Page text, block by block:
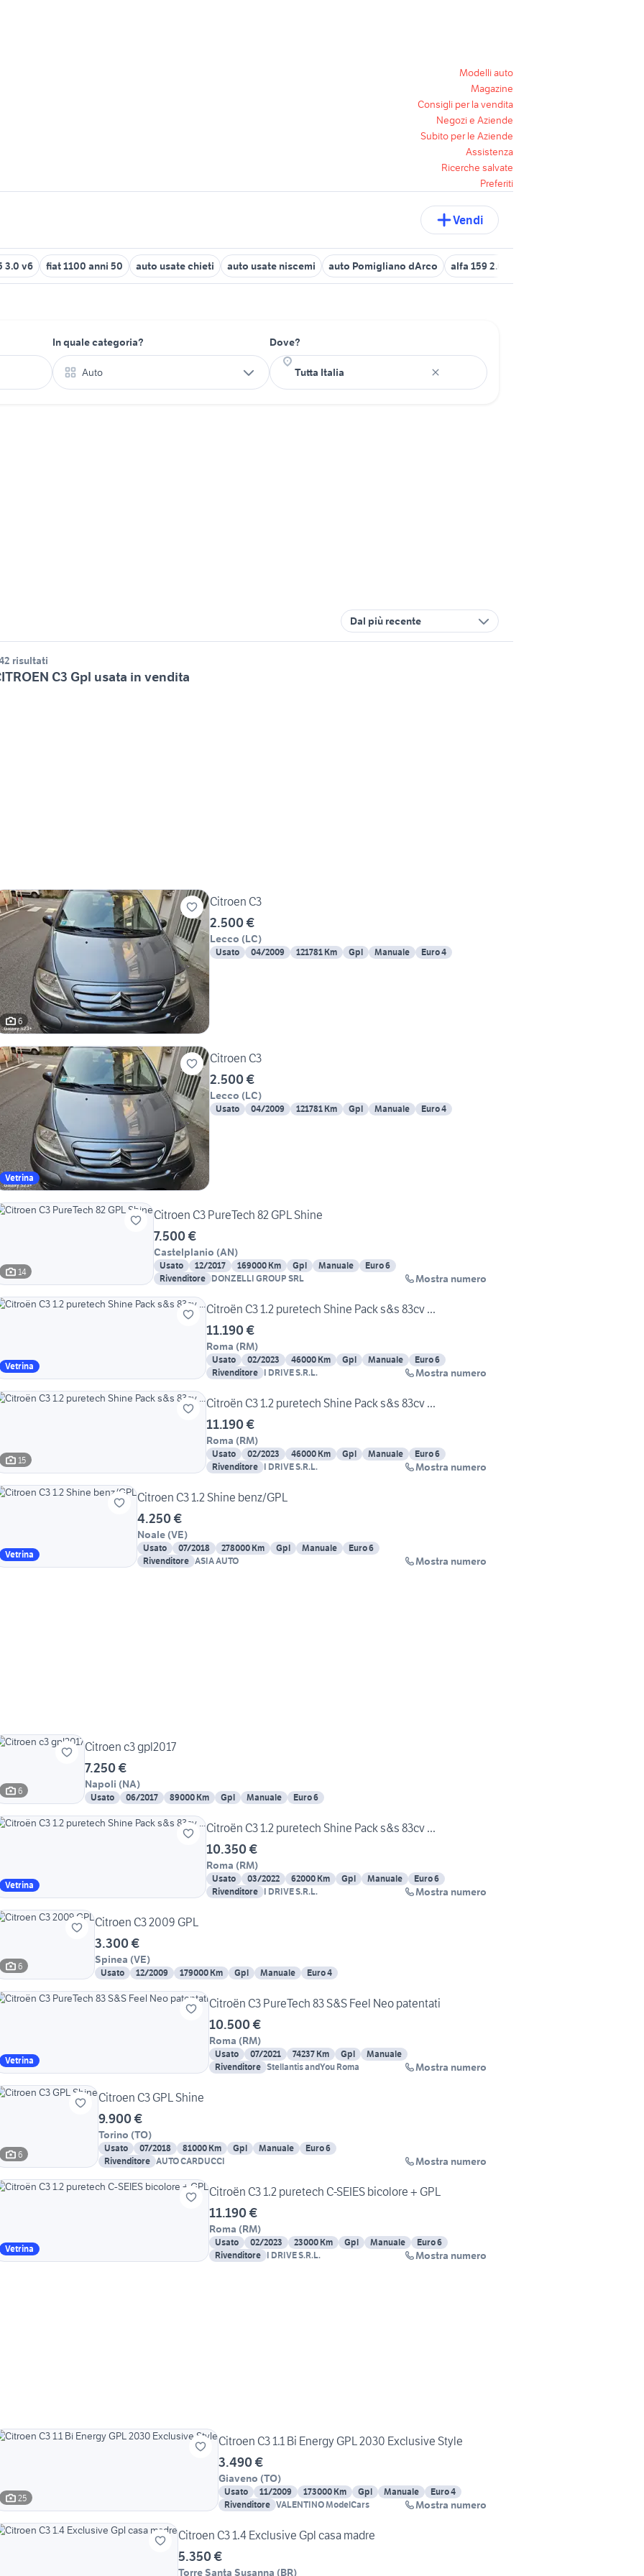
Modelli auto
Magazine
Consigli per la vendita
Negozi e Aziende
Subito per le Aziende
Assistenza
Ricerche salvate
Preferiti
Vendi
3.0 v6 fiat 1100 anni 50 auto usate chieti auto usate niscemi auto Pomigliano dArco alfa 159 2.0 jtdm 170 cv
In quale categoria?
Auto
Dove?
Dal più recente
risultati
C3 Gpl usata in vendita
6
Citroen C3
2.500 €
Lecco (LC)
Usato 04/2009 121781 Km Gpl Manuale Euro 4
Vetrina
Citroen C3
2.500 €
Lecco (LC)
Usato 04/2009 121781 Km Gpl Manuale Euro 4
14
Citroen C3 PureTech 82 GPL Shine
7.500 €
Castelplanio (AN)
Usato 12/2017 169000 Km Gpl Manuale
Euro 6
Rivenditore DONZELLI GROUP SRL Mostra numero
Vetrina
Citroën C3 1.2 puretech Shine Pack s&s 83cv ...
11.190 €
Roma (RM)
Usato 02/2023 46000 Km Gpl Manuale
Euro 6
Rivenditore I DRIVE S.R.L. Mostra numero
15
Citroën C3 1.2 puretech Shine Pack s&s 83cv ...
11.190 €
Roma (RM)
Usato 02/2023 46000 Km Gpl Manuale
Euro 6
Rivenditore I DRIVE S.R.L. Mostra numero
Vetrina
Citroen C3 1.2 Shine benz/GPL
4.250 €
Noale (VE)
Usato 07/2018 278000 Km Gpl Manuale
Euro 6
Rivenditore ASIA AUTO Mostra numero
6
Citroen c3 gpl2017
7.250 €
Napoli (NA)
Usato 06/2017 89000 Km Gpl Manuale Euro 6
Vetrina
Citroën C3 1.2 puretech Shine Pack s&s 83cv ...
10.350 €
Roma (RM)
Usato 03/2022 62000 Km Gpl Manuale
Euro 6
Rivenditore I DRIVE S.R.L. Mostra numero
6
Citroen C3 2009 GPL
3.300 €
Spinea (VE)
Usato 12/2009 179000 Km Gpl Manuale Euro 4
Vetrina
Citroën C3 PureTech 83 S&S Feel Neo patentati
10.500 €
Roma (RM)
Usato 07/2021 74237 Km Gpl
Manuale
Rivenditore Stellantis andYou Roma Mostra numero
6
Citroen C3 GPL Shine
9.900 €
Torino (TO)
Usato 07/2018 81000 Km Gpl Manuale
Euro 6
Rivenditore AUTO CARDUCCI Mostra numero
Vetrina
Citroën C3 1.2 puretech C-SEIES bicolore + GPL
11.190 €
Roma (RM)
Usato 02/2023 23000 Km Gpl Manuale
Euro 6
Rivenditore I DRIVE S.R.L. Mostra numero
25
Citroen C3 1.1 Bi Energy GPL 2030 Exclusive Style
3.490 €
Giaveno (TO)
Usato 11/2009 173000 Km Gpl Manuale
Euro 4
Rivenditore VALENTINO ModelCars Mostra numero
Citroen C3 1.4 Exclusive Gpl casa madre
5.350 €
Torre Santa Susanna (BR)